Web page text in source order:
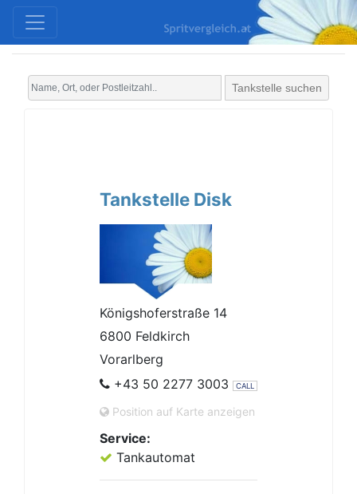
Tankstelle suchen
Tankstelle Disk
Königshoferstraße 14
6800 Feldkirch
Vorarlberg
+43 50 2277 3003
CALL
Position auf Karte anzeigen
Service:
Tankautomat